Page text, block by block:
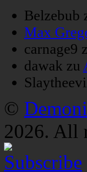
Belzebub
Max
carnage9
dawak zu
©
2026. All